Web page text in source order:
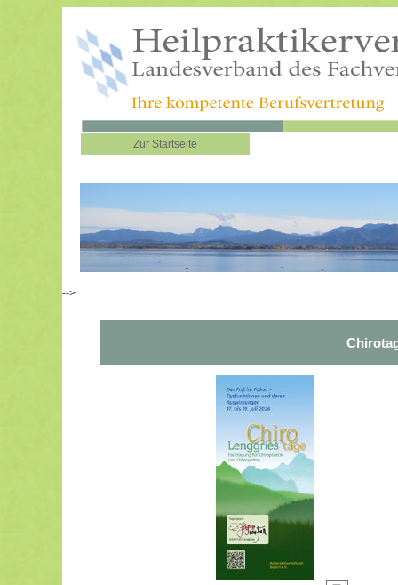
Zur Startseite
-->